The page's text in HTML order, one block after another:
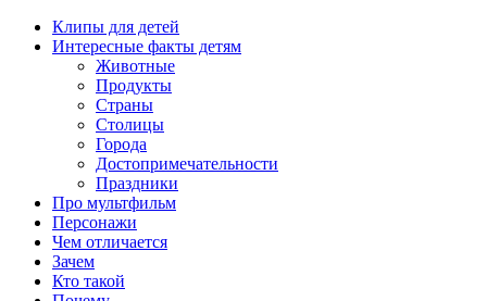
Перейти
содержимому
Клипы для детей
Интересные факты детям
Животные
Продукты
Страны
Столицы
Города
Достопримечательности
Праздники
Про мультфильм
Персонажи
Чем отличается
Зачем
Кто такой